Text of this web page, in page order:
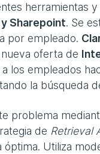
herramientas
Sharepoint. Se
por empleado.
oferta de
los empleados
la búsqueda
problema
de Retrieval
Utiliza